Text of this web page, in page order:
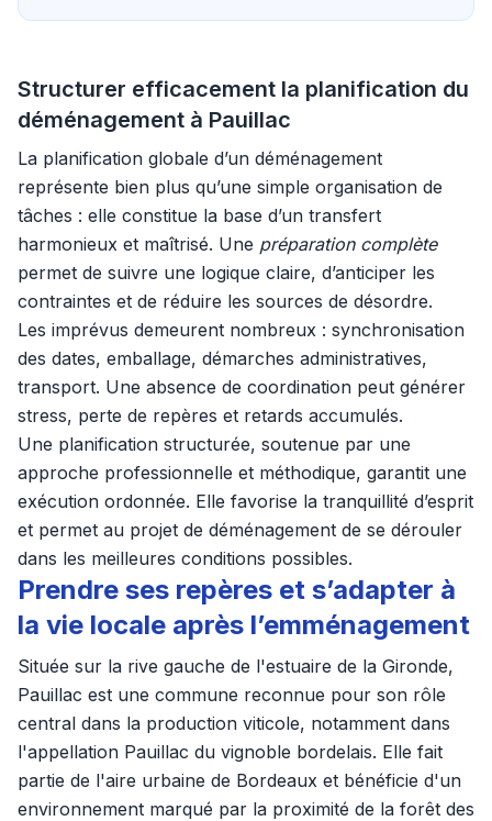
Structurer efficacement la planification du
déménagement à Pauillac
La planification globale d’un déménagement
représente bien plus qu’une simple organisation de
tâches : elle constitue la base d’un transfert
harmonieux et maîtrisé. Une préparation complète
permet de suivre une logique claire, d’anticiper les
contraintes et de réduire les sources de désordre.
Les imprévus demeurent nombreux : synchronisation
des dates, emballage, démarches administratives,
transport. Une absence de coordination peut générer
stress, perte de repères et retards accumulés.
Une planification structurée, soutenue par une
approche professionnelle et méthodique, garantit une
exécution ordonnée. Elle favorise la tranquillité d’esprit
et permet au projet de déménagement de se dérouler
dans les meilleures conditions possibles.
Prendre ses repères et s’adapter à
la vie locale après l’emménagement
Située sur la rive gauche de l'estuaire de la Gironde,
Pauillac est une commune reconnue pour son rôle
central dans la production viticole, notamment dans
l'appellation Pauillac du vignoble bordelais. Elle fait
partie de l'aire urbaine de Bordeaux et bénéficie d'un
environnement marqué par la proximité de la forêt des